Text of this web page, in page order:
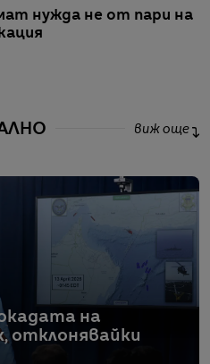
нужда не от пари на
виж още
на
отклонявайки